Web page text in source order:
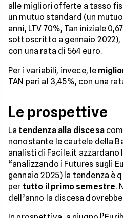
alle migliori offerte a tasso
un mutuo standard (un
anni, LTV 70%, Tan iniziale
sottoscritto a gennaio 2022),
con una rata di 564 euro.
Per i variabili, invece, le
TAN pari al 3,45%, con una
Le prospettive
La tendenza alla discesa
nonostante le cautele della
analisti di Facile.it azzardano
“analizzando i Futures sugli
gennaio 2025) la tendenza è
per tutto il primo semestre.
dell’anno la discesa